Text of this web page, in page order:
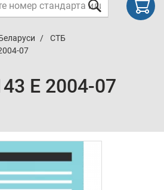
СТБ
07
E 2004-07